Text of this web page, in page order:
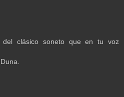
del clásico soneto que en tu voz